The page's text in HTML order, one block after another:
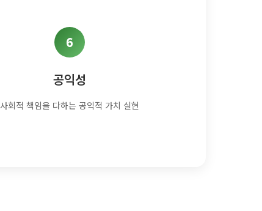
6
공익성
사회적 책임을 다하는 공익적 가치 실현